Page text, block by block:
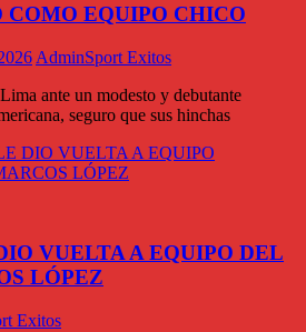
EQUIPO CHICO
AdminSport Exitos
ante un modesto y debutante
seguro que sus hinchas
VUELTA A EQUIPO DEL
LÓPEZ
Exitos